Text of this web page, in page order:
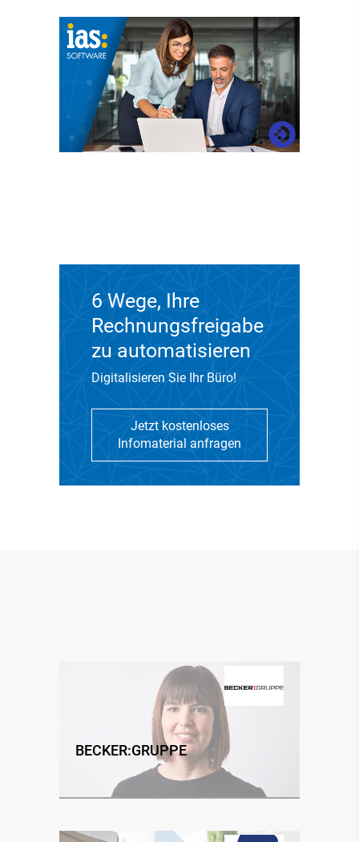
6 Wege, Ihre
Rechnungsfreigabe
zu automatisieren
Digitalisieren Sie Ihr Büro!
Jetzt kostenloses
Infomaterial anfragen
Rechnungsfreigabe zu
automatisieren
BECKER:GRUPPE